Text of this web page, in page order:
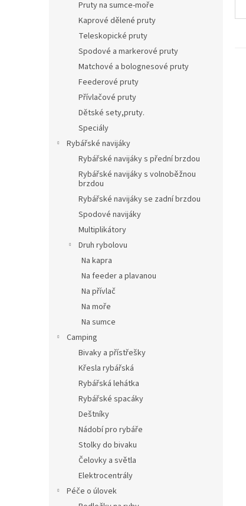
Pruty na sumce-moře
Kaprové dělené pruty
Teleskopické pruty
Spodové a markerové pruty
Matchové a bolognesové pruty
Feederové pruty
Přívlačové pruty
Dětské sety,pruty.
Speciály
Rybářské navijáky
Rybářské navijáky s přední brzdou
Rybářské navijáky s volnoběžnou
brzdou
Rybářské navijáky se zadní brzdou
Spodové navijáky
Multiplikátory
Druh rybolovu
Na kapra
Na feeder a plavanou
Na přívlač
Na moře
Na sumce
Camping
Bivaky a přístřešky
Křesla rybářská
Rybářská lehátka
Rybářské spacáky
Deštníky
Nádobí pro rybáře
Stolky do bivaku
Čelovky a světla
Elektrocentrály
Péče o úlovek